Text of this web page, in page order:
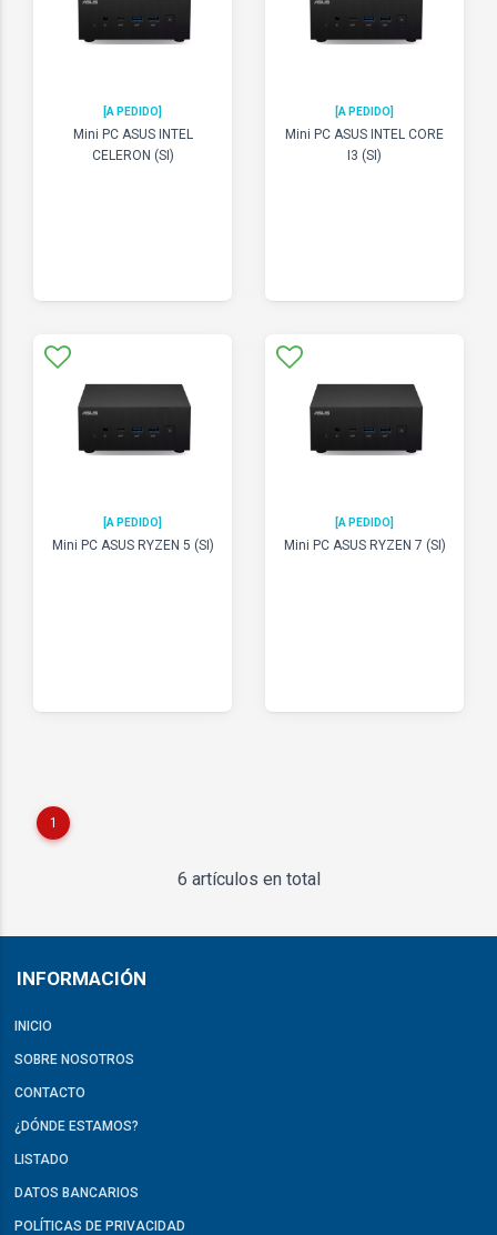
[A PEDIDO]
Mini PC ASUS INTEL
CELERON (SI)
[A PEDIDO]
Mini PC ASUS INTEL CORE
I3 (SI)
[A PEDIDO]
Mini PC ASUS RYZEN 5 (SI)
[A PEDIDO]
Mini PC ASUS RYZEN 7 (SI)
1
6 artículos en total
INFORMACIÓN
INICIO
SOBRE NOSOTROS
CONTACTO
¿DÓNDE ESTAMOS?
LISTADO
DATOS BANCARIOS
POLÍTICAS DE PRIVACIDAD